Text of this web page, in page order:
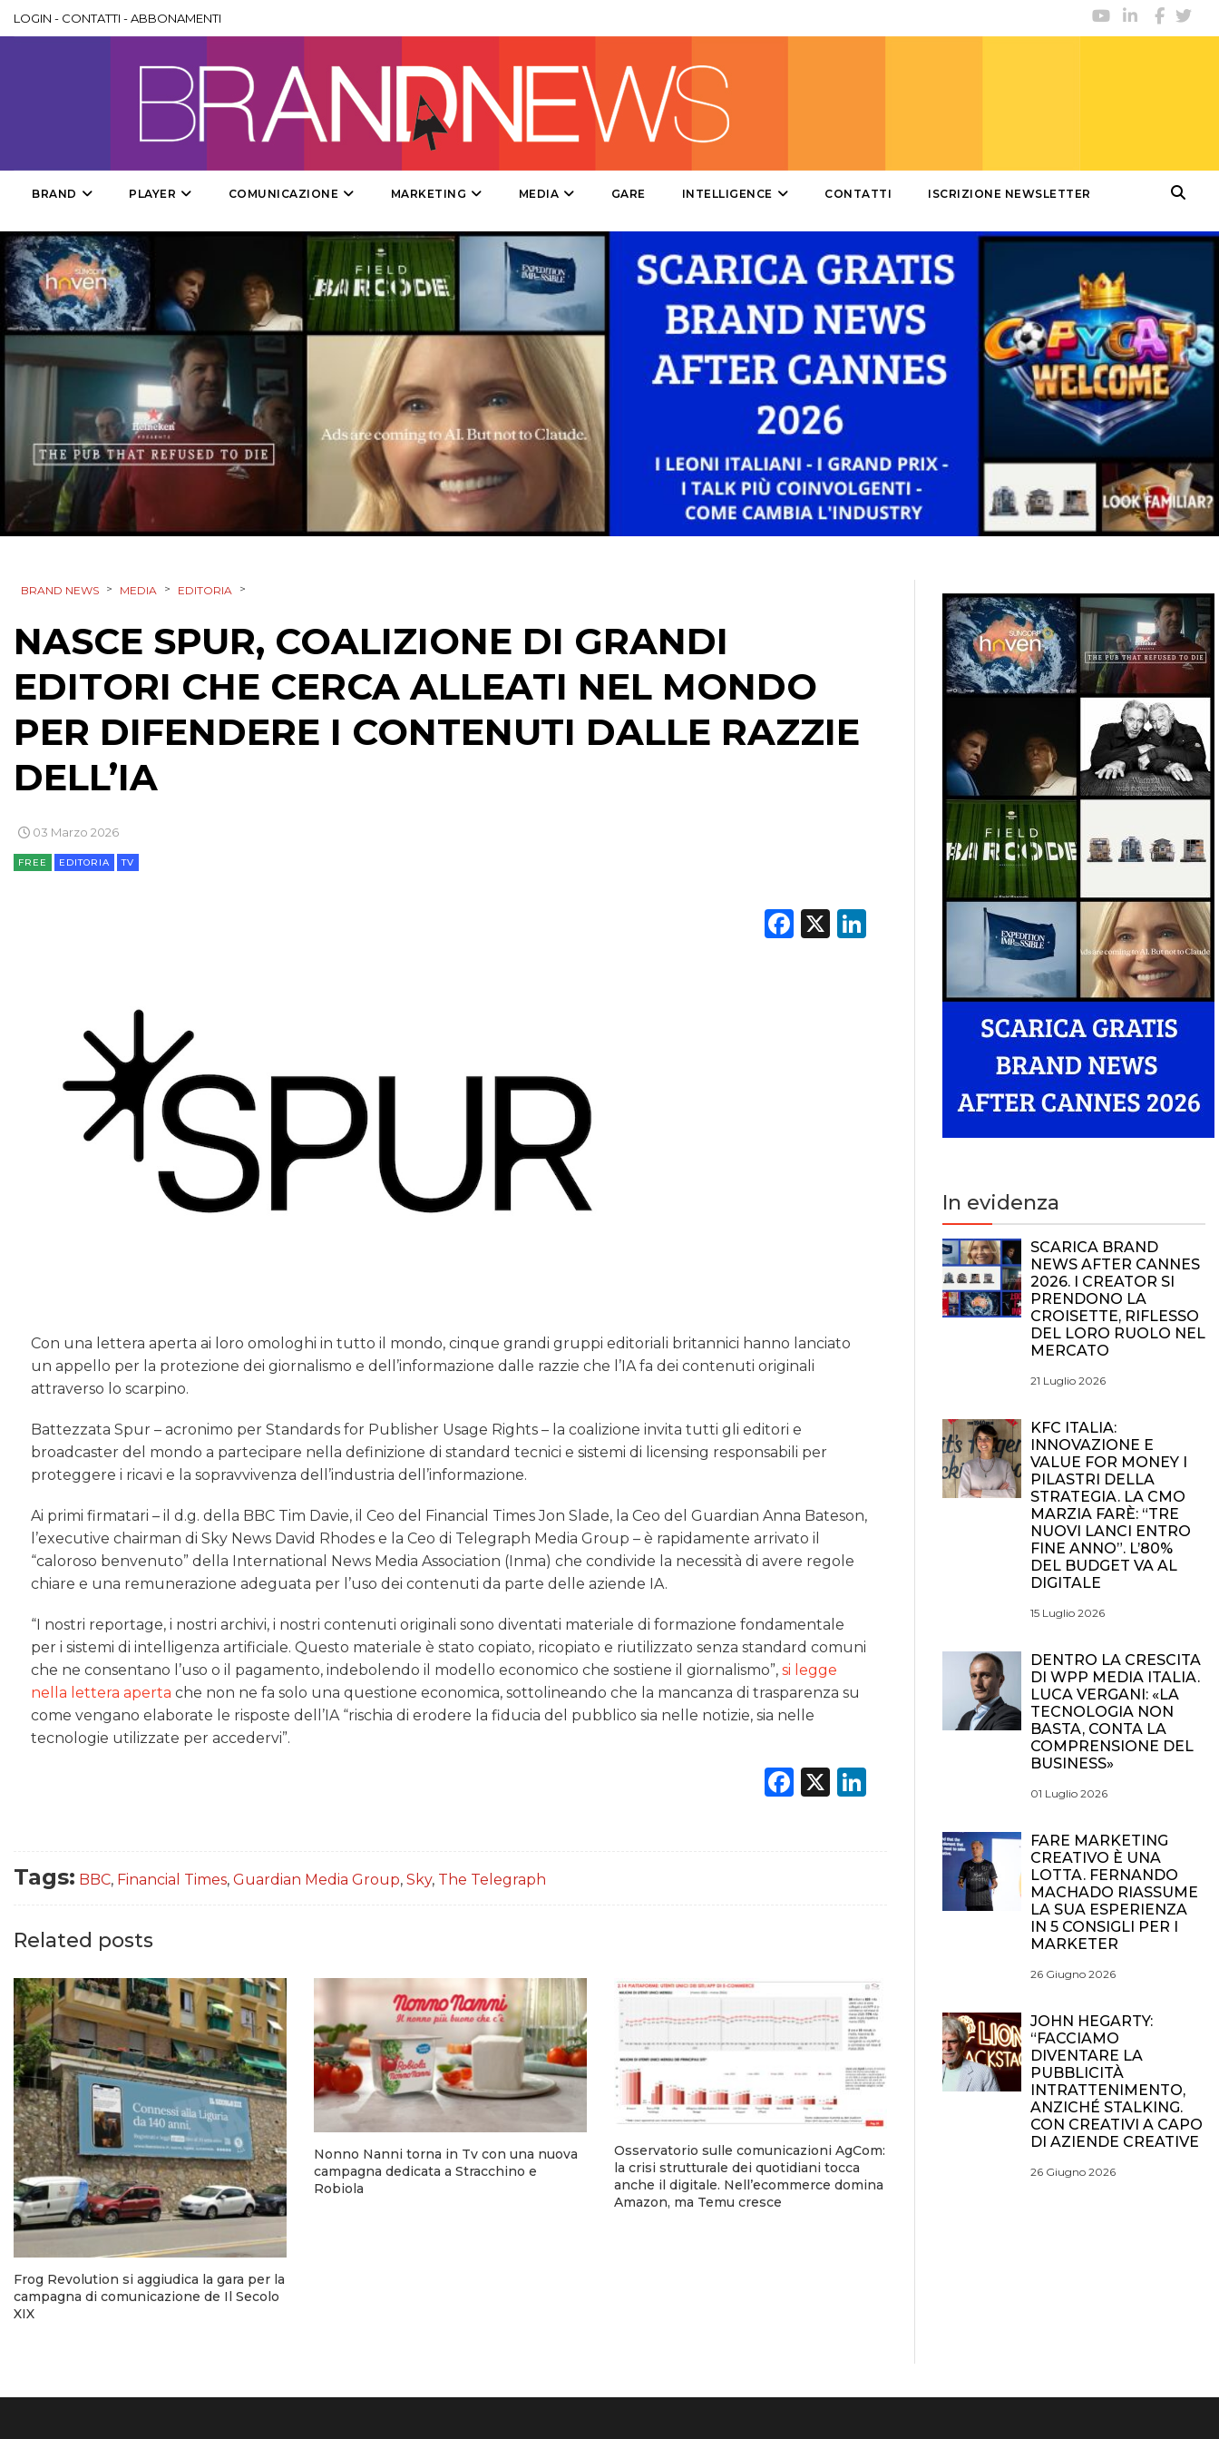
MOBILE
PROMOZIONI
PRODOTTI
PUNTI VENDITA
STRATEGIE
CINEMA
DIGITALE
RADIO / AUDIO
TV
OPINIONI
LOGIN - CONTATTI -ABBONAMENTI
BRAND PLAYER COMUNICAZIONE MARKETING MEDIA GARE INTELLIGENCE CONTATTI ISCRIZIONE NEWSLETTER
BRAND NEWS > MEDIA > EDITORIA >
NASCE SPUR, COALIZIONE DI GRANDI
EDITORI CHE CERCA ALLEATI NEL MONDO
PER DIFENDERE I CONTENUTI DALLE RAZZIE
DELL’IA
03 Marzo 2026
FREE EDITORIA TV
Facebook
X LinkedIn
Con una lettera aperta ai loro omologhi in tutto il mondo, cinque grandi gruppi editoriali britannici hanno lanciato
un appello per la protezione dei giornalismo e dell’informazione dalle razzie che l’IA fa dei contenuti originali
attraverso lo scarpino.
Battezzata Spur – acronimo per Standards for Publisher Usage Rights – la coalizione invita tutti gli editori e
broadcaster del mondo a partecipare nella definizione di standard tecnici e sistemi di licensing responsabili per
proteggere i ricavi e la sopravvivenza dell’industria dell’informazione.
Ai primi firmatari – il d.g. della BBC Tim Davie, il Ceo del Financial Times Jon Slade, la Ceo del Guardian Anna Bateson,
l’executive chairman di Sky News David Rhodes e la Ceo di Telegraph Media Group – è rapidamente arrivato il
“caloroso benvenuto” della International News Media Association (Inma) che condivide la necessità di avere regole
chiare e una remunerazione adeguata per l’uso dei contenuti da parte delle aziende IA.
“I nostri reportage, i nostri archivi, i nostri contenuti originali sono diventati materiale di formazione fondamentale
per i sistemi di intelligenza artificiale. Questo materiale è stato copiato, ricopiato e riutilizzato senza standard comuni
che ne consentano l’uso o il pagamento, indebolendo il modello economico che sostiene il giornalismo”, si legge
nella lettera aperta che non ne fa solo una questione economica, sottolineando che la mancanza di trasparenza su
come vengano elaborate le risposte dell’IA “rischia di erodere la fiducia del pubblico sia nelle notizie, sia nelle
tecnologie utilizzate per accedervi”.
Facebook
X LinkedIn
Tags: BBC, Financial Times, Guardian Media Group, Sky, The Telegraph
Related posts
Frog Revolution si aggiudica la gara per la
campagna di comunicazione de Il Secolo
XIX
Nonno Nanni torna in Tv con una nuova
campagna dedicata a Stracchino e
Robiola
Osservatorio sulle comunicazioni AgCom:
la crisi strutturale dei quotidiani tocca
anche il digitale. Nell’ecommerce domina
Amazon, ma Temu cresce
In evidenza
SCARICA BRAND
NEWS AFTER CANNES
2026. I CREATOR SI
PRENDONO LA
CROISETTE, RIFLESSO
DEL LORO RUOLO NEL
MERCATO
21 Luglio 2026
KFC ITALIA:
INNOVAZIONE E
VALUE FOR MONEY I
PILASTRI DELLA
STRATEGIA. LA CMO
MARZIA FARÈ: “TRE
NUOVI LANCI ENTRO
FINE ANNO”. L’80%
DEL BUDGET VA AL
DIGITALE
15 Luglio 2026
DENTRO LA CRESCITA
DI WPP MEDIA ITALIA.
LUCA VERGANI: «LA
TECNOLOGIA NON
BASTA, CONTA LA
COMPRENSIONE DEL
BUSINESS»
01 Luglio 2026
FARE MARKETING
CREATIVO È UNA
LOTTA. FERNANDO
MACHADO RIASSUME
LA SUA ESPERIENZA
IN 5 CONSIGLI PER I
MARKETER
26 Giugno 2026
JOHN HEGARTY:
“FACCIAMO
DIVENTARE LA
PUBBLICITÀ
INTRATTENIMENTO,
ANZICHÉ STALKING.
CON CREATIVI A CAPO
DI AZIENDE CREATIVE
26 Giugno 2026